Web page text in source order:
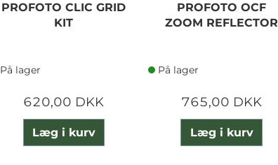
PROFOTO CLIC GRID
KIT
På lager
620,00 DKK
Læg i kurv
PROFOTO OCF
ZOOM REFLECTOR
På lager
765,00 DKK
Læg i kurv